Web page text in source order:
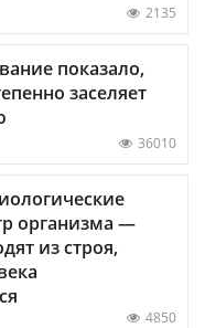
2135
показало,
заселяет
36010
организма —
из строя,
4850